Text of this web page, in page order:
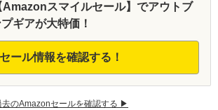
スマイルセール】でアウトブ
ギアが大特価！
セール情報を確認する！
去のAmazonセールを確認する ▶︎